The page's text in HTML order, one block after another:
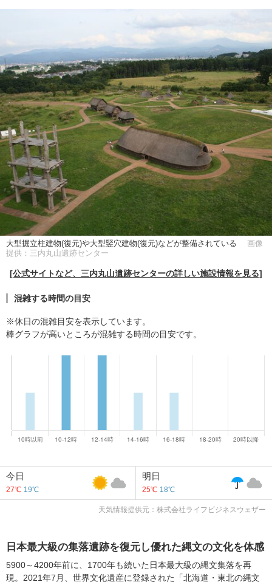
大型掘立柱建物(復元)や大型竪穴建物(復元)などが整備されている
画像
提供：三内丸山遺跡センター
[公式サイトなど、三内丸山遺跡センターの詳しい施設情報を見る]
混雑する時間の目安
※休日の混雑目安を表示しています。
棒グラフが高いところが混雑する時間の目安です。
今日
27℃ 19℃
明日
25℃ 18℃
天気情報提供元：株式会社ライフビジネスウェザー
日本最大級の集落遺跡を復元し優れた縄文の文化を体感
5900～4200年前に、1700年も続いた日本最大級の縄文集落を再
現。2021年7月、世界文化遺産に登録された「北海道・東北の縄文